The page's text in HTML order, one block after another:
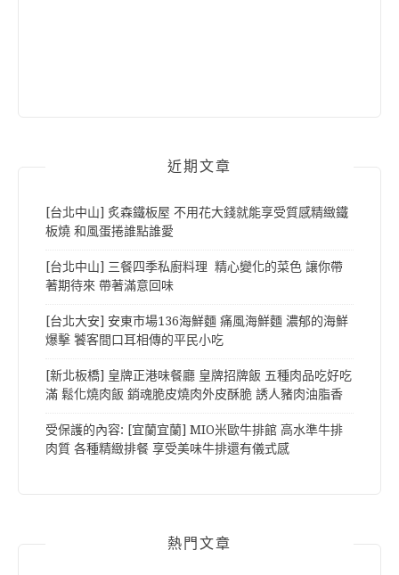
近期文章
[台北中山] 炙森鐵板屋 不用花大錢就能享受質感精緻鐵
板燒 和風蛋捲誰點誰愛
[台北中山] 三餐四季私廚料理 精心變化的菜色 讓你帶
著期待來 帶著滿意回味
[台北大安] 安東市場136海鮮麵 痛風海鮮麵 濃郁的海鮮
爆擊 饕客間口耳相傳的平民小吃
[新北板橋] 皇牌正港味餐廳 皇牌招牌飯 五種肉品吃好吃
滿 鬆化燒肉飯 銷魂脆皮燒肉外皮酥脆 誘人豬肉油脂香
受保護的內容: [宜蘭宜蘭] MIO米歐牛排館 高水準牛排
肉質 各種精緻排餐 享受美味牛排還有儀式感
熱門文章